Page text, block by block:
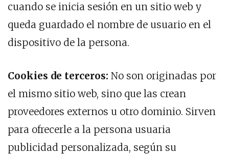
cuando se inicia sesión en un sitio web y
queda guardado el nombre de usuario en el
dispositivo de la persona.
Cookies de terceros: No son originadas por
el mismo sitio web, sino que las crean
proveedores externos u otro dominio. Sirven
para ofrecerle a la persona usuaria
publicidad personalizada, según su